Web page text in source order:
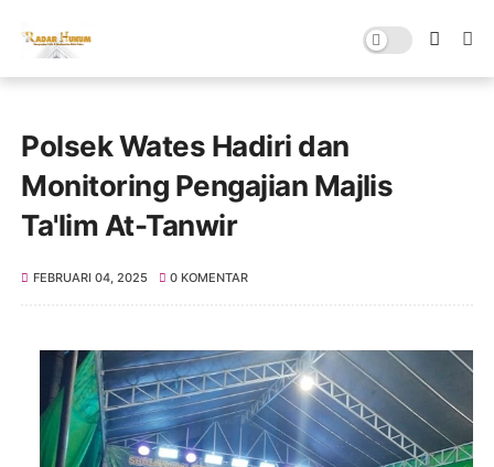
Polsek Wates Hadiri dan
Monitoring Pengajian Majlis
Ta'lim At-Tanwir
FEBRUARI 04, 2025 0 KOMENTAR